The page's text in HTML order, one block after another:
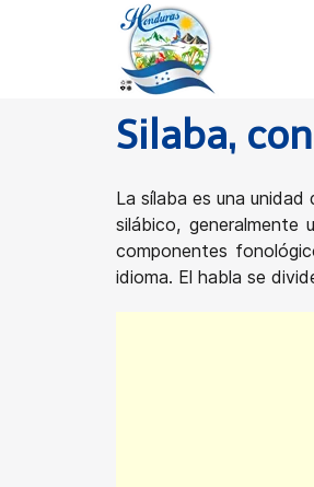
Silaba,
La sílaba es una
silábico, generalmente
componentes
idioma. El habla se